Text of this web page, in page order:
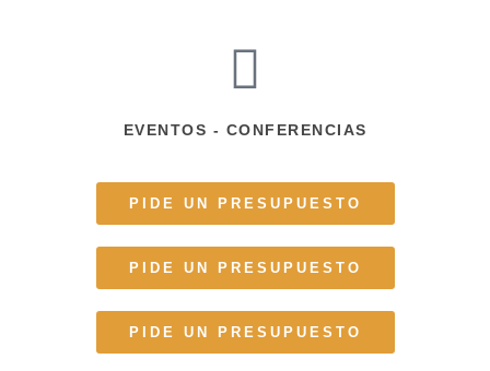
EVENTOS - CONFERENCIAS
PIDE UN PRESUPUESTO
PIDE UN PRESUPUESTO
PIDE UN PRESUPUESTO